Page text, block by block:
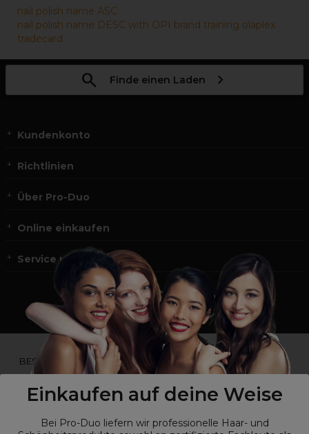
Einkaufen auf deine Weise
Bei Pro-Duo liefern wir professionelle Haar- und
nail polish name ASC
nail polish name DESC with OPI brand training olaplex
tradecard
Finde einen Laden
Kundenkonto
Richtlinien
Über Pro-Duo
Online einkaufen
Service und Kontakt
*Du bist kein Profikunde?
BESUCHE
UNSERE WEBSEITE FÜR ENDVERBRAUCHER.*